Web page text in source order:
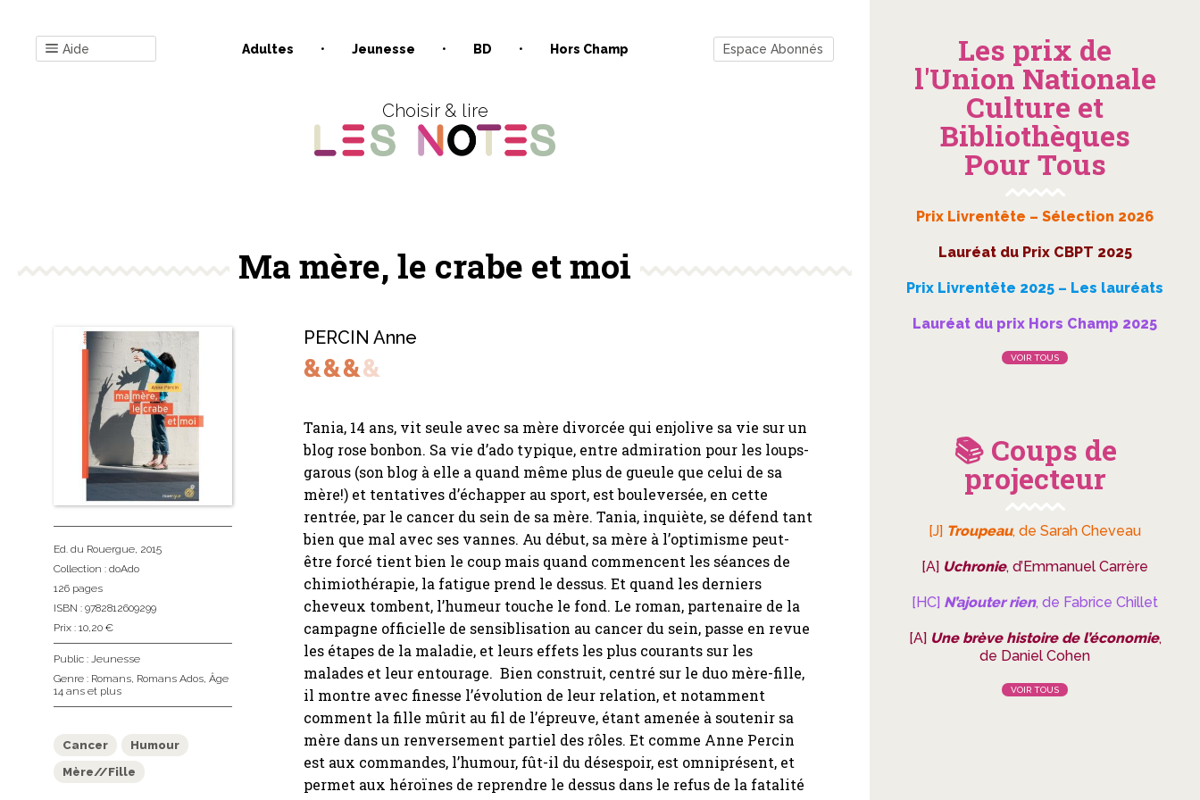
Aide Adultes Jeunesse BD Hors Champ Espace Abonnés
Choisir & lire
Ma mère, le crabe et moi
PERCIN Anne
Tania, 14 ans, vit seule avec sa mère divorcée qui enjolive sa vie sur un
blog rose bonbon. Sa vie d’ado typique, entre admiration pour les loups-
garous (son blog à elle a quand même plus de gueule que celui de sa
mère!) et tentatives d’échapper au sport, est bouleversée, en cette
rentrée, par le cancer du sein de sa mère. Tania, inquiète, se défend tant
bien que mal avec ses vannes. Au début, sa mère à l’optimisme peut-
être forcé tient bien le coup mais quand commencent les séances de
chimiothérapie, la fatigue prend le dessus. Et quand les derniers
cheveux tombent, l’humeur touche le fond. Le roman, partenaire de la
campagne officielle de sensiblisation au cancer du sein, passe en revue
les étapes de la maladie, et leurs effets les plus courants sur les
malades et leur entourage. Bien construit, centré sur le duo mère-fille,
il montre avec finesse l’évolution de leur relation, et notamment
comment la fille mûrit au fil de l’épreuve, étant amenée à soutenir sa
mère dans un renversement partiel des rôles. Et comme Anne Percin
est aux commandes, l’humour, fût-il du désespoir, est omniprésent, et
permet aux héroïnes de reprendre le dessus dans le refus de la fatalité
Ed. du Rouergue, 2015
Collection : doAdo
126 pages
ISBN : 9782812609299
Prix : 10,20 €
Public : Jeunesse
Genre : Romans, Romans Ados, Âge
14 ans et plus
Cancer
Humour
Mère//Fille
Les prix de
l'Union Nationale
Culture et
Bibliothèques
Pour Tous
Prix Livrentête – Sélection 2026
Lauréat du Prix CBPT 2025
Prix Livrentête 2025 – Les lauréats
Lauréat du prix Hors Champ 2025
VOIR TOUS
📚 Coups de
projecteur
[J] Troupeau, de Sarah Cheveau
[A] Uchronie, d’Emmanuel Carrère
[HC] N’ajouter rien, de Fabrice Chillet
[A] Une brève histoire de l’économie,
de Daniel Cohen
VOIR TOUS